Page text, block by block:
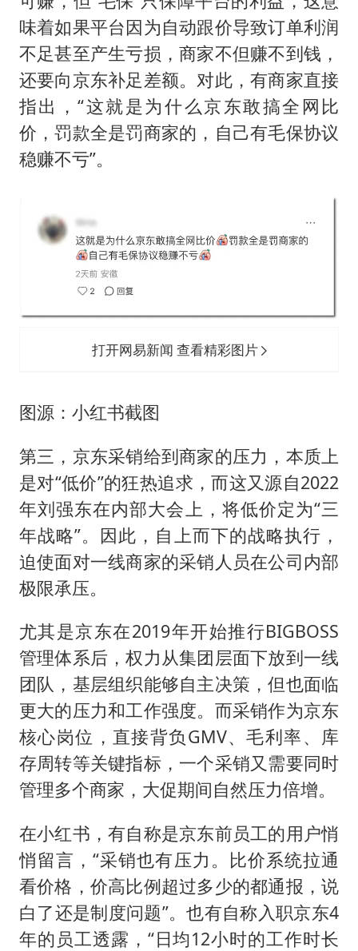
味着如果平台因为自动跟价导致订单利润
不足甚至产生亏损，商家不但赚不到钱，
还要向京东补足差额。对此，有商家直接
指出，“这就是为什么京东敢搞全网比
价，罚款全是罚商家的，自己有毛保协议
稳赚不亏”。
打开网易新闻 查看精彩图片
图源：小红书截图
第三，京东采销给到商家的压力，本质上
是对“低价”的狂热追求，而这又源自2022
年刘强东在内部大会上，将低价定为“三
年战略”。因此，自上而下的战略执行，
迫使面对一线商家的采销人员在公司内部
极限承压。
尤其是京东在2019年开始推行BIGBOSS
管理体系后，权力从集团层面下放到一线
团队，基层组织能够自主决策，但也面临
更大的压力和工作强度。而采销作为京东
核心岗位，直接背负GMV、毛利率、库
存周转等关键指标，一个采销又需要同时
管理多个商家，大促期间自然压力倍增。
在小红书，有自称是京东前员工的用户悄
悄留言，“采销也有压力。比价系统拉通
看价格，价高比例超过多少的都通报，说
白了还是制度问题”。也有自称入职京东4
年的员工透露，“日均12小时的工作时长